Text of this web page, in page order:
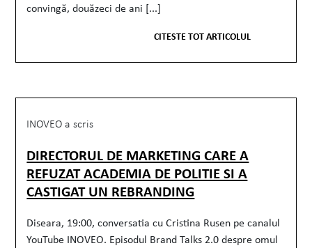
convingă, douăzeci de ani [...]
CITESTE TOT ARTICOLUL
INOVEO a scris
DIRECTORUL DE MARKETING CARE A
REFUZAT ACADEMIA DE POLITIE SI A
CASTIGAT UN REBRANDING
Diseara, 19:00, conversatia cu Cristina Rusen pe canalul
YouTube INOVEO. Episodul Brand Talks 2.0 despre omul